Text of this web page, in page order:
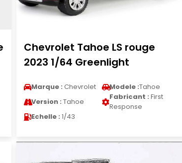
Chevrolet Tahoe LS rouge
2023 1/64 Greenlight
Marque : Chevrolet Modele :Tahoe
Version : Tahoe
Fabricant : First
Response
Echelle : 1/43